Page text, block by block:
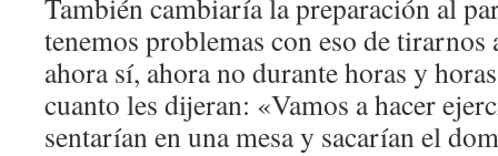
También cambiaría la preparación al
tenemos problemas con eso de
ahora sí, ahora no durante horas y
cuanto les dijeran: «Vamos a hacer
sentarían en una mesa y sacarían el